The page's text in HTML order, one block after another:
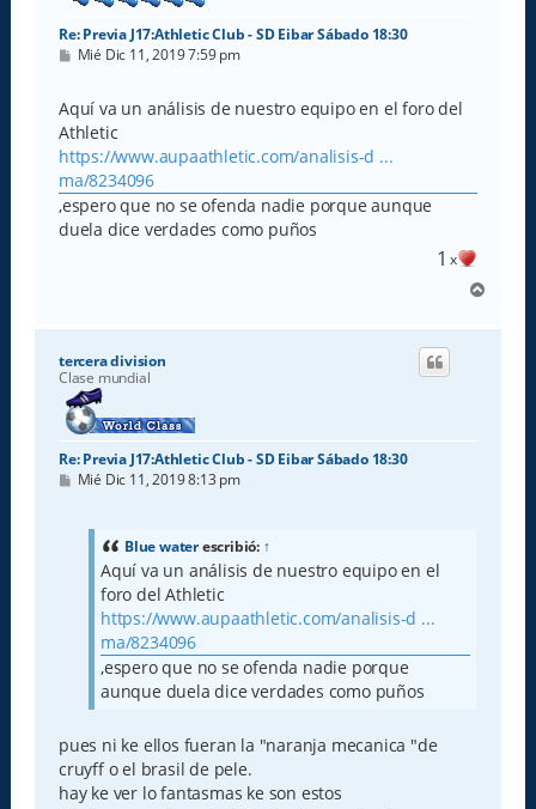
Re: Previa J17:Athletic Club - SD Eibar Sábado 18:30
M
s
a
j
e
Mié Dic 11, 2019 7:59 pm
Aquí va un análisis de nuestro equipo en el foro del
Athletic
https://www.aupaathletic.com/analisis-d ...
ma/8234096
,espero que no se ofenda nadie porque aunque
duela dice verdades como puños
1 x
r
tercera division
Clase mundial
Re: Previa J17:Athletic Club - SD Eibar Sábado 18:30
M
Mié Dic 11, 2019 8:13 pm
Blue waterescribió: ↑
Aquí va un análisis de nuestro equipo en el
foro del Athletic
https://www.aupaathletic.com/analisis-d ...
ma/8234096
,espero que no se ofenda nadie porque
aunque duela dice verdades como puños
pues ni ke ellos fueran la "naranja mecanica "de
cruyff o el brasil de pele.
hay ke ver lo fantasmas ke son estos